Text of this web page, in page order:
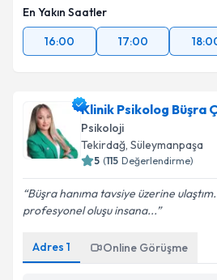
En Yakın Saatler
16:00
17:00
Klinik Psikolog Büşra
Psikoloji
Tekirdağ, Süleymanpaşa
5 (115 Değerlendirme)
Büşra hanıma tavsiye üzerine ulaştım.
profesyonel oluşu insana...
Adres 1 Online Görüşme